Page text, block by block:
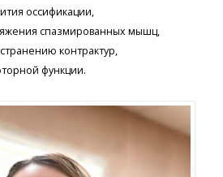
оссификации,
спазмированных мышц,
контрактур,
функции.